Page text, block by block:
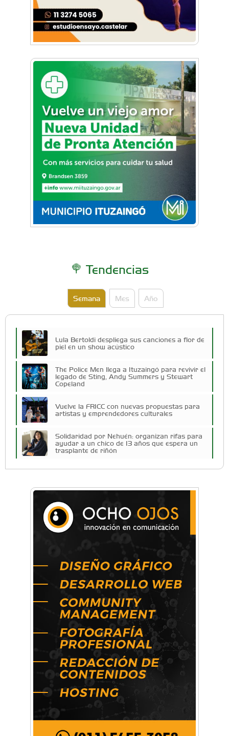
Trap del West reunió a artistas emergentes en
una nueva edición en Ituzaingó
FM Oriente: Conocé la historia de la recordada
radio pionera de Ituzaingó
Plaza 20 de Febrero: Avanza una de las obras
más importantes del centro de Ituzaingó
Tendencias
Semana Mes Año
Lula Bertoldi despliega sus canciones a flor de
piel en un show acústico
The Police Men llega a Ituzaingó para revivir el
legado de Sting, Andy Summers y Stewart
Copeland
Vuelve la FRICC con nuevas propuestas para
artistas y emprendedores culturales
Solidaridad por Nehuén: organizan rifas para
ayudar a un chico de 13 años que espera un
trasplante de riñón
Docentes y directivos se capacitaron sobre
inteligencia artificial para aplicar en las aulas